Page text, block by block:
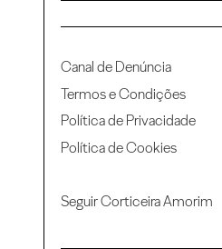
Canal de Denúncia
Termos e Condições
Política de Privacidade
Política de Cookies
Seguir Corticeira Amorim